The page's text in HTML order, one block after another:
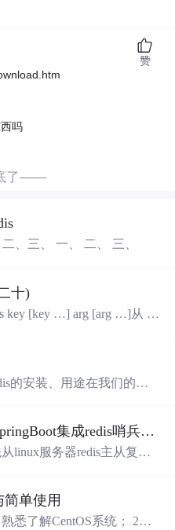
吗
赞
了——
、三、 一、 二、 三、
十)
key [key …] arg [arg …]从 R
服务器上下文中，这段脚
函数。numkeys 参数用于
的安装、用途在我们的第
SpringBoot（二十四）SpringBoot集成redis哨兵集群
linux服务器redis主从复
集成redis哨兵模式到此
我在一台服务器上边搭建r
简单使用